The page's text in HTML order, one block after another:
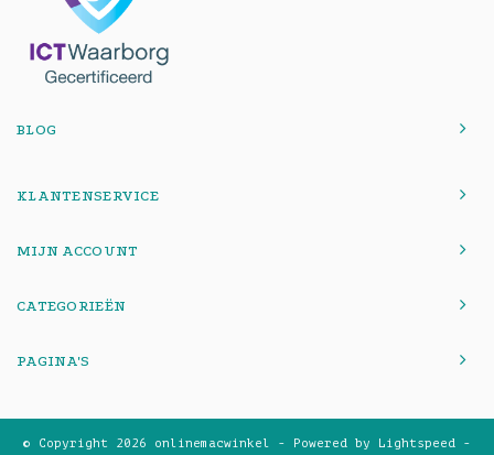
BLOG
KLANTENSERVICE
MIJN ACCOUNT
CATEGORIEËN
PAGINA'S
© Copyright 2026 onlinemacwinkel - Powered by Lightspeed -